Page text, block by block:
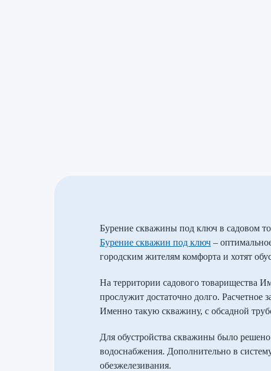
Бурение скважины под ключ в садовом
Бурение скважин под ключ –
городским жителям комфорта и хотят
На территории садового товарищества
прослужит достаточно долго. Расчетное
Именно такую скважину, с обсадной
Для обустройства скважины было решено
водоснабжения. Дополнительно в
обезжелезивания.